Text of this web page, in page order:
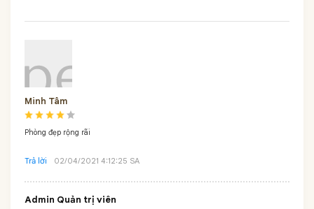
Minh Tâm
Phòng đẹp rộng rãi
Trả lời 02/04/2021 4:12:25 SA
Admin Quản trị viên